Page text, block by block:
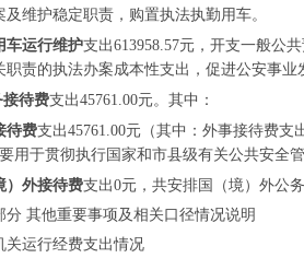
及维护稳定职责，购置执法执勤用车。
车运行维护支出613958.57元，开支一般公
职责的执法办案成本性支出，促进公安事
接待费支出45761.00元。其中：
待费支出45761.00元（其中：外事接待费
用于贯彻执行国家和市县级有关公共安全
）外接待费支出0元，共安排国（境）外公
分 其他重要事项及相关口径情况说明
关运行经费支出情况